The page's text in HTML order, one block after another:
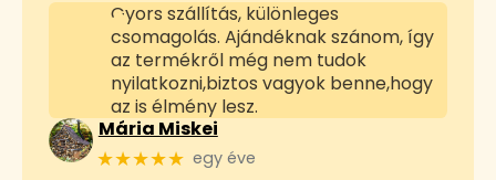
Gyors szállítás, különleges
csomagolás. Ajándéknak szánom, így
az termékről még nem tudok
nyilatkozni,biztos vagyok benne,hogy
az is élmény lesz.
Mária Miskei
★★★★★ egy éve